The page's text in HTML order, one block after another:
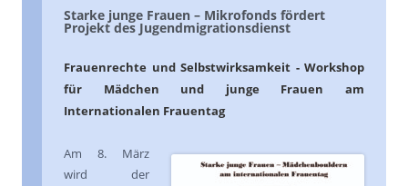
Starke junge Frauen – Mikrofonds fördert
Projekt des Jugendmigrationsdienst
Frauenrechte und Selbstwirksamkeit - Workshop
für Mädchen und junge Frauen am
Internationalen Frauentag
Am 8. März
wird der